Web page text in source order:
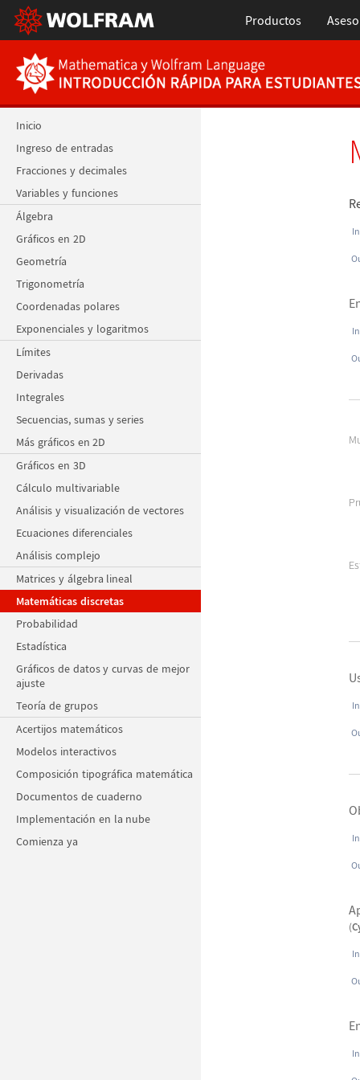
Productos
Inicio
Ingreso de entradas
Fracciones y decimales
Variables y funciones
Álgebra
Gráficos en 2D
Geometría
Trigonometría
Coordenadas polares
Exponenciales y logaritmos
Límites
Derivadas
Integrales
Secuencias, sumas y series
Más gráficos en 2D
Gráficos en 3D
Cálculo multivariable
Análisis y visualización de vectores
Ecuaciones diferenciales
Análisis complejo
Matrices y álgebra lineal
Matemáticas discretas
Probabilidad
Estadística
Gráficos de datos y curvas de mejor
ajuste
Teoría de grupos
Acertijos matemáticos
Modelos interactivos
Composición tipográfica matemática
Documentos de cuaderno
Implementación en la nube
Comienza ya
(